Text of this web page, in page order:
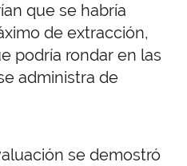
que se habría
de extracción,
podría rondar en las
administra de
se demostró